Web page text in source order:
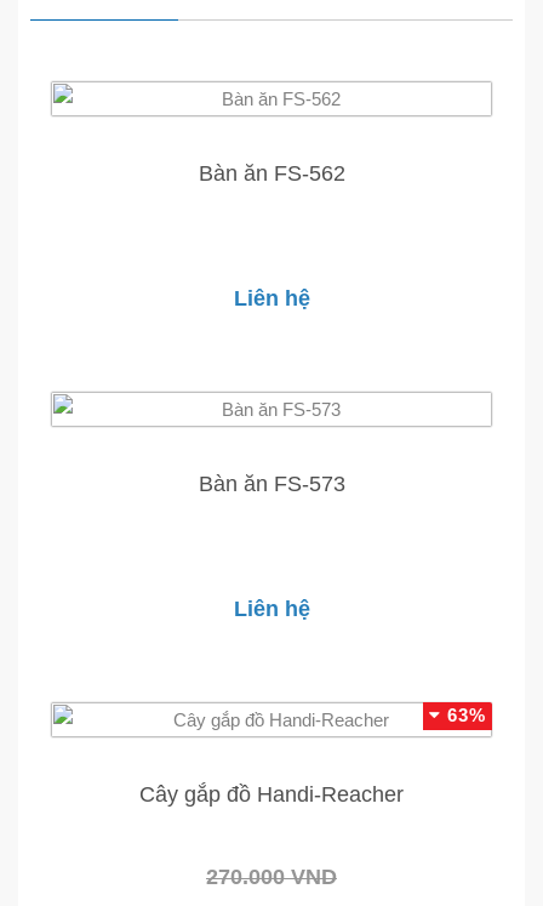
Bàn ăn FS-562
Liên hệ
Bàn ăn FS-573
Liên hệ
63%
Cây gắp đồ Handi-Reacher
270.000 VND